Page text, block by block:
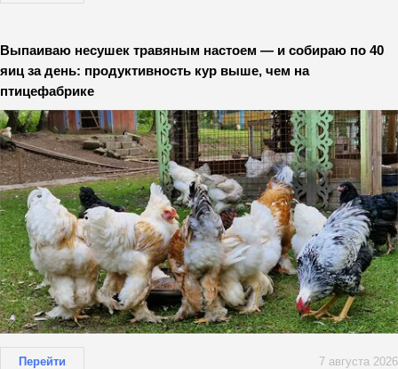
Выпаиваю несушек травяным настоем — и собираю по 40
яиц за день: продуктивность кур выше, чем на
птицефабрике
Перейти 7 августа 2026